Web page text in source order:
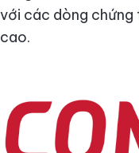
với các dòng
cao.